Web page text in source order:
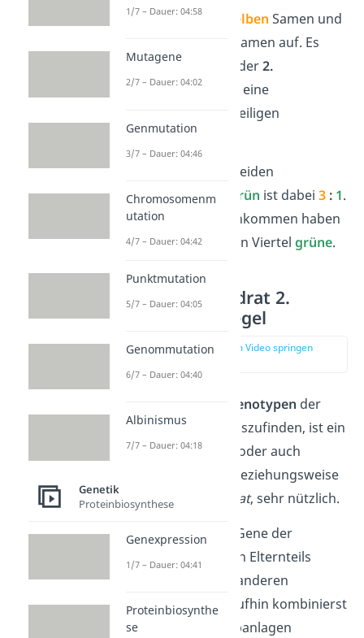
treten Erbsen mit
gelben Samen und
Samen auf. Es
erfolgt also, gemäß der2.
Mendelschen Regel
, eine
Aufspaltung der jeweiligen
Phänotypen.
Das Verhältnis der beiden
Phänotypengelb grün ist dabei3 : 1.
Drei Viertel der Nachkommen haben
alsogelbeSamen, ein Viertelgrüne.
Kreuzungsquadrat 2.
Mendelsche Regel
zur Stelle im Video springen
Genotypen der
Nachkommen herauszufinden, ist ein
Kreuzungsquadrat
, oder auch
beziehungsweise
Kombinationsquadrat, sehr nützlich.
Du trägst dafür die Gene der
Keimzellen
des einen Elternteils
waagrecht und des anderen
senkrecht auf. Daraufhin kombinierst
du die jeweiligen Erbanlagen
1/7 – Dauer: 04:58
Mutagene
2/7 – Dauer: 04:02
Genmutation
3/7 – Dauer: 04:46
Chromosomenm
utation
4/7 – Dauer: 04:42
Punktmutation
5/7 – Dauer: 04:05
Genommutation
6/7 – Dauer: 04:40
Albinismus
7/7 – Dauer: 04:18
Genetik
Proteinbiosynthese
Genexpression
1/7 – Dauer: 04:41
Proteinbiosynthe
se